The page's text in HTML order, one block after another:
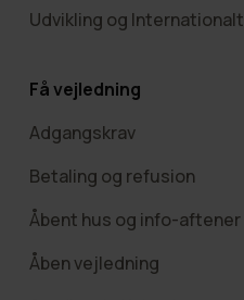
Udvikling og Internationalt
Få vejledning
Adgangskrav
Betaling og refusion
Åbent hus og info-aftener
Åben vejledning